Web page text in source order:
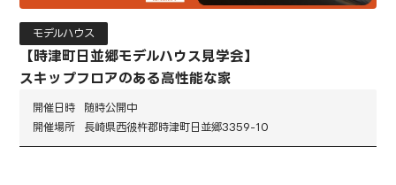
モデルハウス
【時津町日並郷モデルハウス見学会】
スキップフロアのある高性能な家
開催日時
随時公開中
開催場所
長崎県西彼杵郡時津町日並郷3359-10